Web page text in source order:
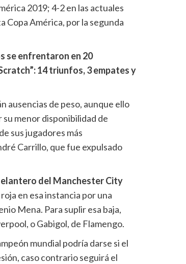
2019; 4-2 en las actuales
Copa América, por la segunda
se enfrentaron en 20
14 triunfos, 3 empates y
ausencias de peso, aunque ello
menor disponibilidad de
sus jugadores más
Carrillo, que fue expulsado
del Manchester City
en esa instancia por una
Mena. Para suplir esa baja,
o Gabigol, de Flamengo.
mundial podría darse si el
caso contrario seguirá el